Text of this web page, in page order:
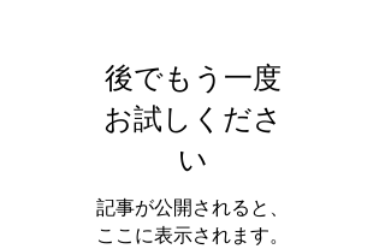
後でもう一度
お試しくださ
い
記事が公開されると、
ここに表示されます。